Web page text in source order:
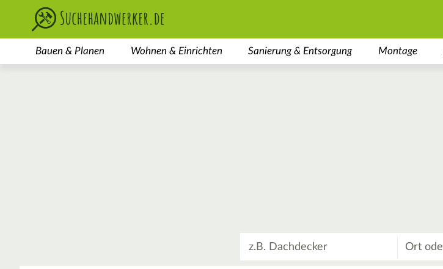
Bauen & Planen Wohnen & Einrichten Sanierung & Entsorgung Montage